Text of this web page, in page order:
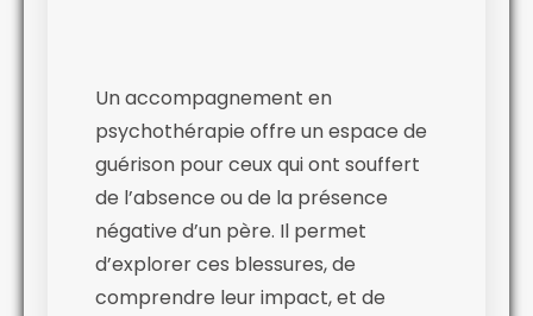
Un accompagnement en
psychothérapie offre un espace de
guérison pour ceux qui ont souffert
de l’absence ou de la présence
négative d’un père. Il permet
d’explorer ces blessures, de
comprendre leur impact, et de